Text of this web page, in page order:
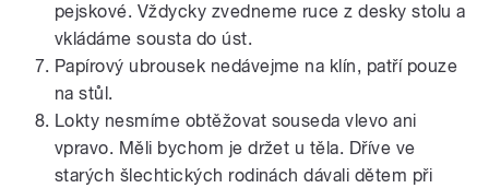
pejskové. Vždycky zvedneme ruce z desky stolu a
vkládáme sousta do úst.
Papírový ubrousek nedávejme na klín, patří pouze
na stůl.
Lokty nesmíme obtěžovat souseda vlevo ani
vpravo. Měli bychom je držet u těla. Dříve ve
starých šlechtických rodinách dávali dětem při